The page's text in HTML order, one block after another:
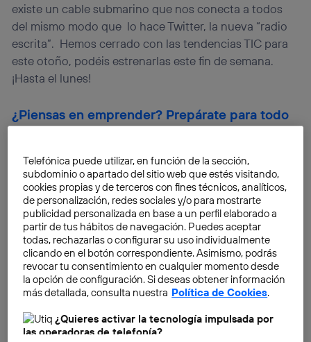
existe un cable submarino que nos conecta a todos
del mismo modo que lo hace Twitter, la nueva “radio
escrita”. Hemos cerrado con las tendencias TIC para
este otoño, podéis estrenarlas este fin de semana.
¡Hasta el lunes!
¿Piensas en emprender? Prepárate para todo
Seguramente muchos de vosotros ya conocéis sobre
compartiendo nuestra propuesta y cómo ayudamos a
que cada vez más gente se anime a emprender.
Telefónica puede utilizar, en función de la sección,
subdominio o apartado del sitio web que estés visitando,
cookies propias y de terceros con fines técnicos, analíticos,
de personalización, redes sociales y/o para mostrarte
publicidad personalizada en base a un perfil elaborado a
partir de tus hábitos de navegación. Puedes aceptar
todas, rechazarlas o configurar su uso individualmente
clicando en el botón correspondiente. Asimismo, podrás
revocar tu consentimiento en cualquier momento desde
la opción de configuración. Si deseas obtener información
más detallada, consulta nuestra Política de Cookies.
¿Quieres activar la tecnología impulsada por
las operadoras de telefonía?